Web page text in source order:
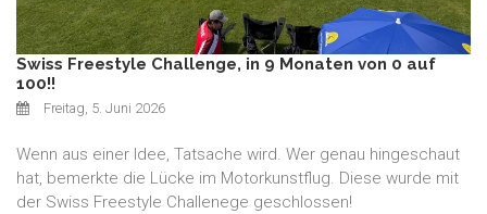
Swiss Freestyle Challenge, in 9 Monaten von 0 auf
100!!
Freitag, 5. Juni 2026
Wenn aus einer Idee, Tatsache wird. Wer genau hingeschaut
hat, bemerkte die Lücke im Motorkunstflug. Diese wurde mit
der Swiss Freestyle Challenege geschlossen!